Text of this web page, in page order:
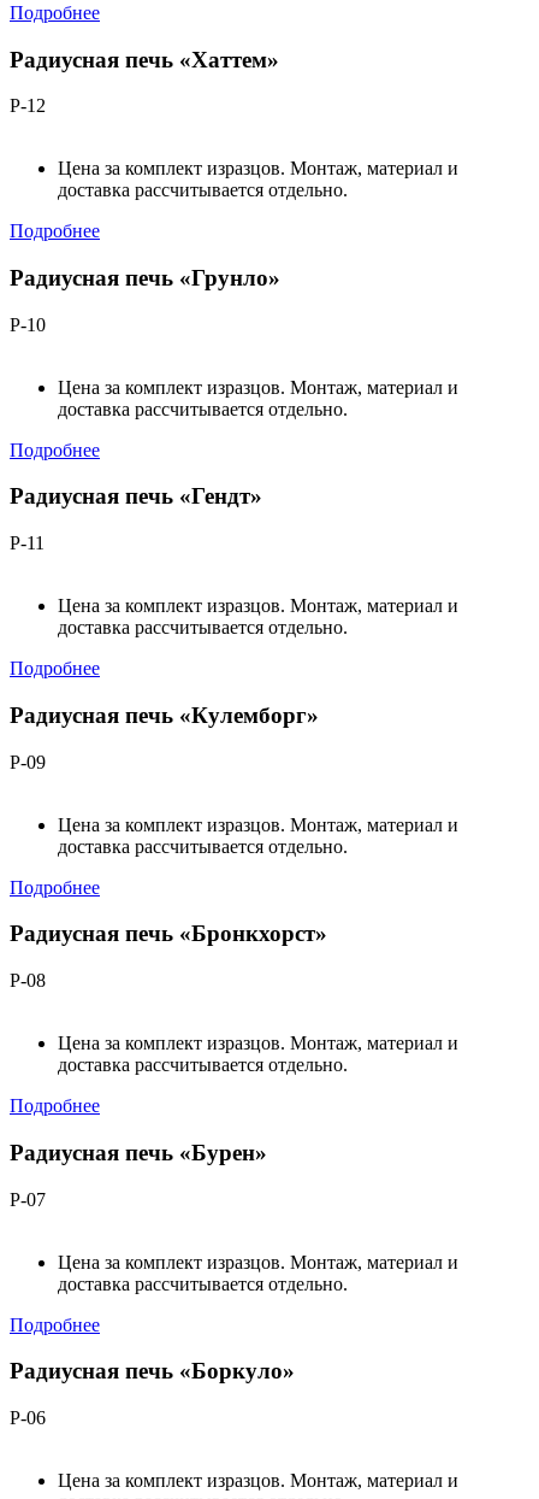
Подробнее
Радиусная печь «Хаттем»
Р-12
Цена за комплект изразцов. Монтаж, материал и
доставка рассчитывается отдельно.
Подробнее
Радиусная печь «Грунло»
Р-10
Цена за комплект изразцов. Монтаж, материал и
доставка рассчитывается отдельно.
Подробнее
Радиусная печь «Гендт»
Р-11
Цена за комплект изразцов. Монтаж, материал и
доставка рассчитывается отдельно.
Подробнее
Радиусная печь «Кулемборг»
Р-09
Цена за комплект изразцов. Монтаж, материал и
доставка рассчитывается отдельно.
Подробнее
Радиусная печь «Бронкхорст»
Р-08
Цена за комплект изразцов. Монтаж, материал и
доставка рассчитывается отдельно.
Подробнее
Радиусная печь «Бурен»
Р-07
Цена за комплект изразцов. Монтаж, материал и
доставка рассчитывается отдельно.
Подробнее
Радиусная печь «Боркуло»
Р-06
Цена за комплект изразцов. Монтаж, материал и